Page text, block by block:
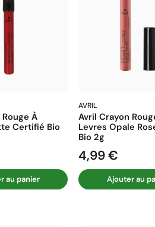
À
Certifié Bio
au panier
AVRIL
Avril Crayon
Levres Opale
Bio 2g
Prix
4,99 €
Ajouter au